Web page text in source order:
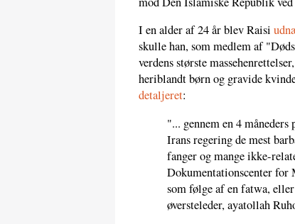
I en alder af 24 år blev Raisi
skulle han, som medlem af
verdens største
heriblandt børn og gravide
detaljeret:
"... gennem en 4
Irans regering de mest
fanger og mange ikke-
Dokumentationscenter for
som følge af en fatwa,
øversteleder, ayatollah